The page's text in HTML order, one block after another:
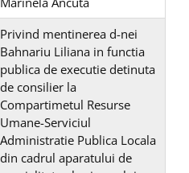
Privind mentinerea d-nei
Bahnariu Liliana in functia
publica de executie detinuta
de consilier la
Compartimetul Resurse
Umane-Serviciul
Administratie Publica Locala
din cadrul aparatului de